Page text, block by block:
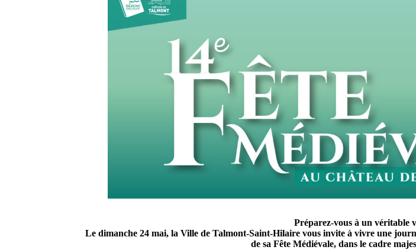
Préparez-vous à un véritable
Le dimanche 24 mai, la Ville de Talmont-Saint-Hilaire vous invite à vivre une
de sa Fête Médiévale, dans le cadre